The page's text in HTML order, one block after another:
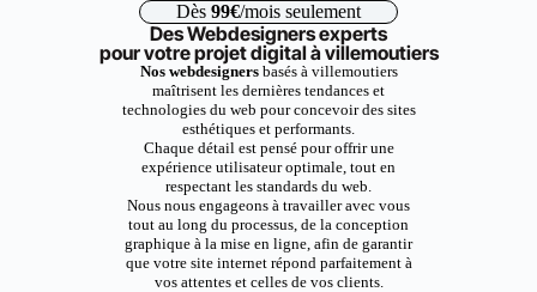
Dès 99€/mois seulement
Des Webdesigners experts
pour votre projet digital à villemoutiers
Nos webdesignersbasés à villemoutiers
maîtrisent les dernières tendances et
technologies du web pour concevoir des sites
esthétiques et performants.
Chaque détail est pensé pour offrir une
expérience utilisateur optimale, tout en
respectant les standards du web.
Nous nous engageons à travailler avec vous
tout au long du processus, de la conception
graphique à la mise en ligne, afin de garantir
que votre site internet répond parfaitement à
vos attentes et celles de vos clients.